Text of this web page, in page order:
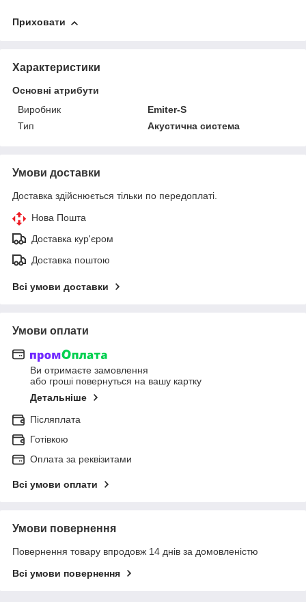
Приховати
Характеристики
Основні атрибути
Виробник
Emiter-S
Тип
Акустична система
Умови доставки
Доставка здійснюється тільки по передоплаті.
Нова Пошта
Доставка кур'єром
Доставка поштою
Всі умови доставки
Умови оплати
Ви отримаєте замовлення
або гроші повернуться на вашу картку
Детальніше
Післяплата
Готівкою
Оплата за реквізитами
Всі умови оплати
Умови повернення
Повернення товару впродовж 14 днів за домовленістю
Всі умови повернення